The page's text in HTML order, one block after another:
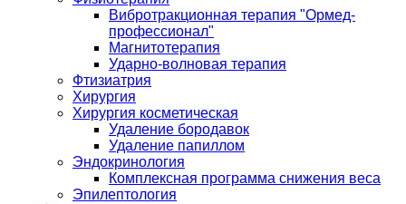
Вибротракционная терапия "Ормед-
профессионал"
Магнитотерапия
Ударно-волновая терапия
Фтизиатрия
Хирургия
Хирургия косметическая
Удаление бородавок
Удаление папиллом
Эндокринология
Комплексная программа снижения веса
Эпилептология